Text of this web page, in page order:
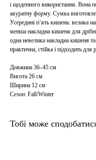
і щоденного використання. Вона
акуратну форму. Сумка
Усередині п’ять кишень: велика
менша накладна кишеня для
одна невелика накладна кишеня
практична, стійка і підходить
Довжина 36–45 см
Висота 26 см
Ширина 12 см
Сезон: Fall/Winter
Тобі може